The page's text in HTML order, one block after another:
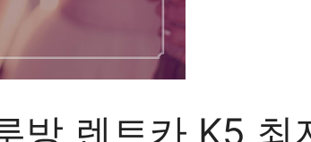
방 렌트카 K5 최